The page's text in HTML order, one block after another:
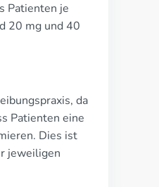
Patienten je
20 mg und 40
da
Patienten eine
Dies ist
jeweiligen